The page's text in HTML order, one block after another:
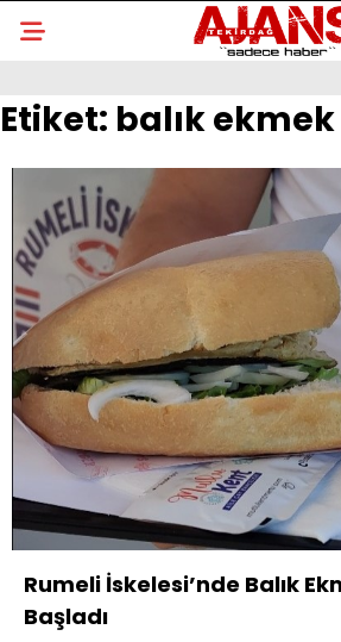
Etiket: balık ekmek
Rumeli İskelesi’nde Balık
Başladı